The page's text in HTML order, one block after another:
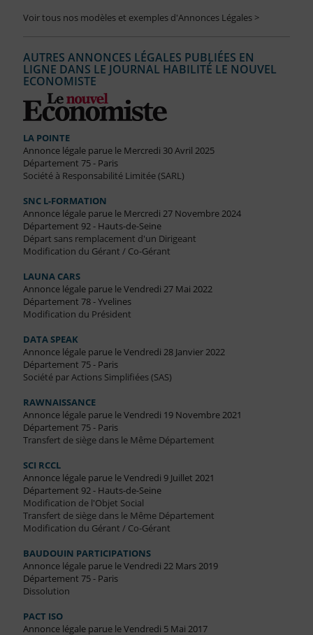
Voir tous nos modèles et exemples d'Annonces Légales >
AUTRES ANNONCES LÉGALES PUBLIÉES EN
LIGNE DANS LE JOURNAL HABILITÉ LE NOUVEL
ECONOMISTE
LA POINTE
Annonce légale parue le Mercredi 30 Avril 2025
Département 75 - Paris
Société à Responsabilité Limitée (SARL)
SNC L-FORMATION
Annonce légale parue le Mercredi 27 Novembre 2024
Département 92 - Hauts-de-Seine
Départ sans remplacement d'un Dirigeant
Modification du Gérant / Co-Gérant
LAUNA CARS
Annonce légale parue le Vendredi 27 Mai 2022
Département 78 - Yvelines
Modification du Président
DATA SPEAK
Annonce légale parue le Vendredi 28 Janvier 2022
Département 75 - Paris
Société par Actions Simplifiées (SAS)
RAWNAISSANCE
Annonce légale parue le Vendredi 19 Novembre 2021
Département 75 - Paris
Transfert de siège dans le Même Département
SCI RCCL
Annonce légale parue le Vendredi 9 Juillet 2021
Département 92 - Hauts-de-Seine
Modification de l'Objet Social
Transfert de siège dans le Même Département
Modification du Gérant / Co-Gérant
BAUDOUIN PARTICIPATIONS
Annonce légale parue le Vendredi 22 Mars 2019
Département 75 - Paris
Dissolution
PACT ISO
Annonce légale parue le Vendredi 5 Mai 2017